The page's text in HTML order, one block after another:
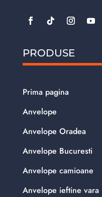
PRODUSE
Prima pagina
Anvelope
Anvelope Oradea
Anvelope Bucuresti
Anvelope camioane
Anvelope ieftine vara